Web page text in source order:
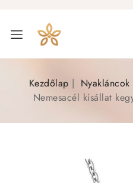
Kezdőlap Nyakláncok
Nemesacél kisállat